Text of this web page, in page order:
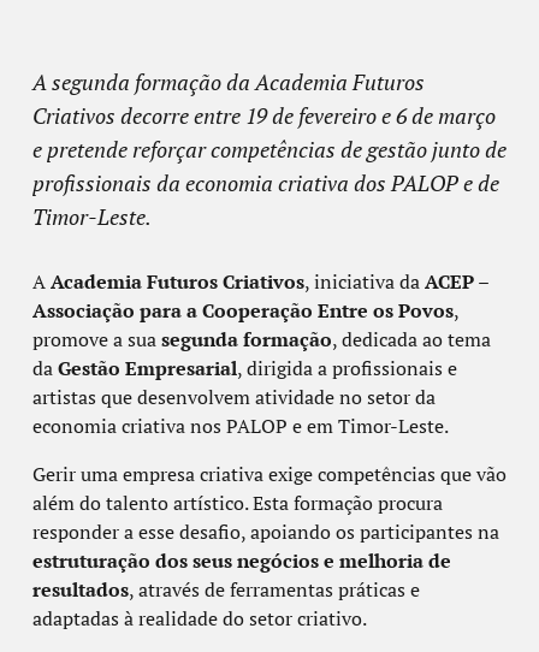
A segunda formação da Academia Futuros
Criativos decorre entre 19 de fevereiro e 6 de março
e pretende reforçar competências de gestão junto de
profissionais da economia criativa dos PALOP e de
Timor-Leste.
AAcademia Futuros Criativos, iniciativa daACEP –
Associação para a Cooperação Entre os Povos,
promove a suasegunda formação, dedicada ao tema
daGestão Empresarial, dirigida a profissionais e
artistas que desenvolvem atividade no setor da
economia criativa nos PALOP e em Timor-Leste.
Gerir uma empresa criativa exige competências que vão
além do talento artístico. Esta formação procura
responder a esse desafio, apoiando os participantes na
estruturação dos seus negócios e melhoria de
resultados, através de ferramentas práticas e
adaptadas à realidade do setor criativo.